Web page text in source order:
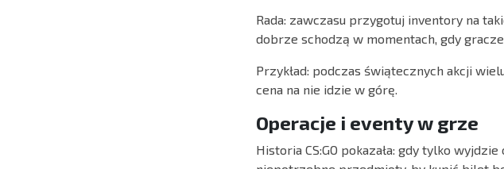
Rada: zawczasu przygotuj inventory na
dobrze schodzą w momentach, gdy gracze
Przykład: podczas świątecznych akcji
cena na nie idzie w górę.
Operacje i eventy w grze
Historia CS:GO pokazała: gdy tylko